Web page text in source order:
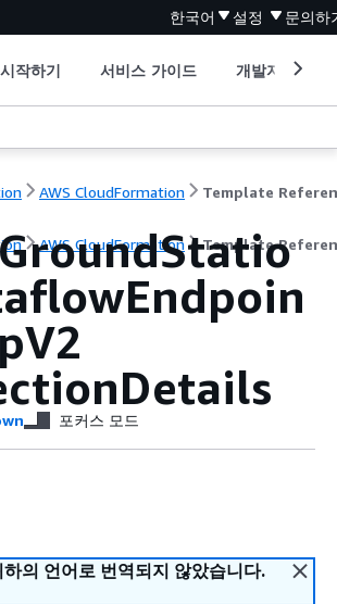
한국어 설정 문의하
시작하기 서비스 가이드 개발자 도구
AWS CloudFormation Template
AWS CloudFormation Template
포커스 모드
의 언어로 번역되지 않았습니다.